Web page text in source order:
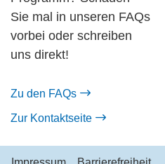
Sie mal in unseren FAQs
vorbei oder schreiben
uns direkt!
Zu den FAQs
Zur Kontaktseite